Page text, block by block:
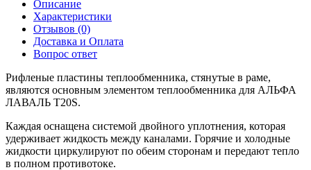
Описание
Характеристики
Отзывов (0)
Доставка и Оплата
Вопрос ответ
Рифленые пластины теплообменника, стянутые в раме,
являются основным элементом теплообменника для АЛЬФА
ЛАВАЛЬ T20S.
Каждая оснащена системой двойного уплотнения, которая
удерживает жидкость между каналами. Горячие и холодные
жидкости циркулируют по обеим сторонам и передают тепло
в полном противотоке.